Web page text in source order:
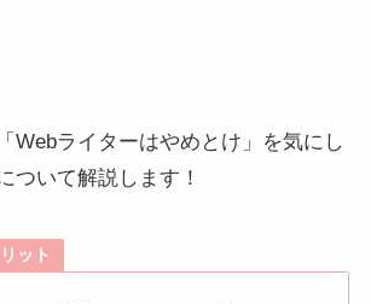
Webライターはやめとけ」を気にし
ついて解説します！
ット